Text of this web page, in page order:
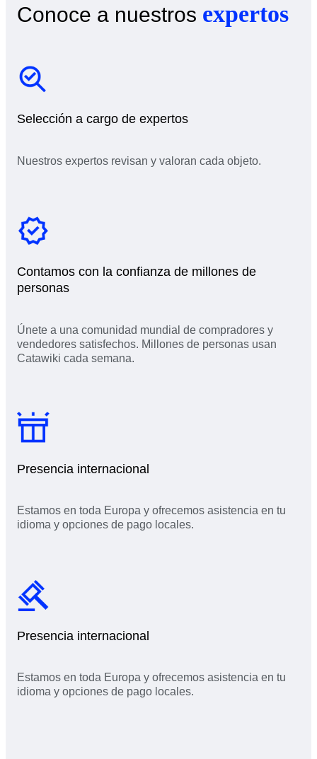
Conoce a nuestros expertos
Selección a cargo de expertos
Nuestros expertos revisan y valoran cada objeto.
Contamos con la confianza de millones de
personas
Únete a una comunidad mundial de compradores y
vendedores satisfechos. Millones de personas usan
Catawiki cada semana.
Presencia internacional
Estamos en toda Europa y ofrecemos asistencia en tu
idioma y opciones de pago locales.
Presencia internacional
Estamos en toda Europa y ofrecemos asistencia en tu
idioma y opciones de pago locales.